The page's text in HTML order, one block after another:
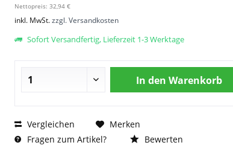
Nettopreis: 32,94 €
inkl. MwSt.zzgl. Versandkosten
Sofort Versandfertig, Lieferzeit 1-3 Werktage
In den Warenkorb
Vergleichen
Merken
Fragen zum Artikel?
Bewerten